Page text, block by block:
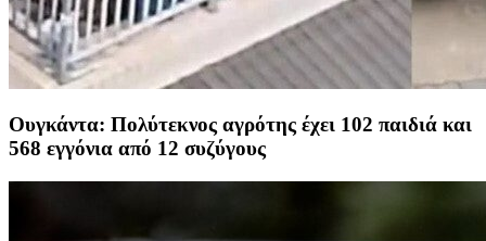
Ουγκάντα: Πολύτεκνος αγρότης έχει 102 παιδιά και
568 εγγόνια από 12 συζύγους